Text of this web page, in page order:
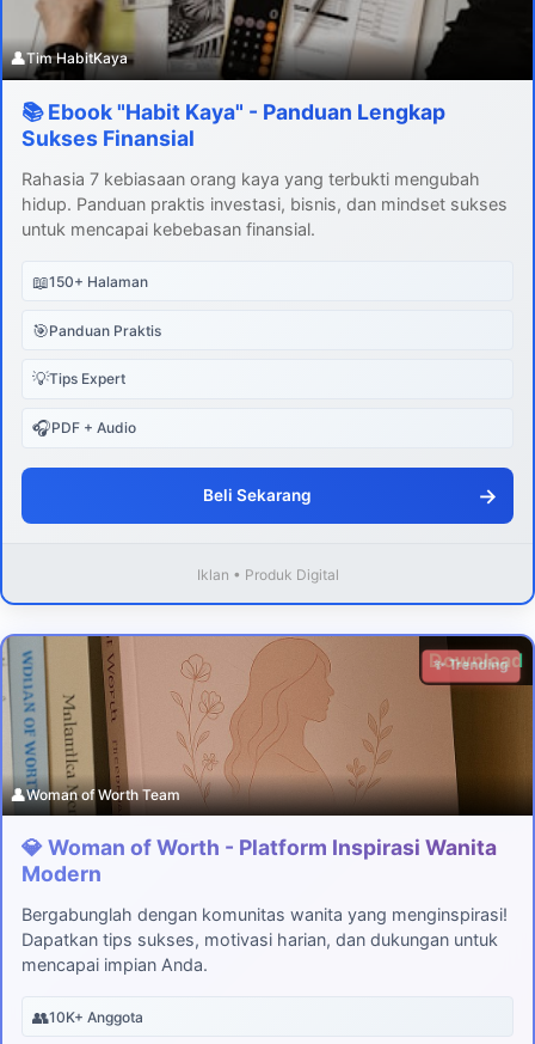
👤Tim HabitKaya
📚 Ebook "Habit Kaya" - Panduan Lengkap
Sukses Finansial
Rahasia 7 kebiasaan orang kaya yang terbukti mengubah
hidup. Panduan praktis investasi, bisnis, dan mindset sukses
untuk mencapai kebebasan finansial.
📖150+ Halaman
🎯Panduan Praktis
💡Tips Expert
🎧PDF + Audio
Beli Sekarang →
Iklan • Produk Digital
Download
✨ Trending
👤Woman of Worth Team
💎 Woman of Worth - Platform Inspirasi Wanita
Modern
Bergabunglah dengan komunitas wanita yang menginspirasi!
Dapatkan tips sukses, motivasi harian, dan dukungan untuk
mencapai impian Anda.
👥10K+ Anggota